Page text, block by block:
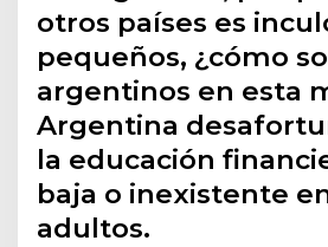
otros países es
pequeños, ¿cómo
argentinos en esta
Argentina
la educación
baja o inexistente
adultos.